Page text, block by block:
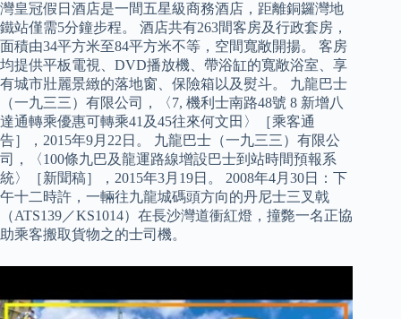
灣皇冠假日酒店是一間五星級商務酒店，距離銅鑼灣地
鐵站僅需5分鐘步程。 酒店共有263間客房及行政套房，
面積由34平方米至84平方米不等，空間寬敞開揚。 客房
均提供平板電視、DVD播放機、帶浴缸的寬敞浴室、享
有城市壯麗景緻的落地窗、保險箱以及熨斗。 九龍巴士
（一九三三）有限公司，〈7, 機利士南路48號 8 新增八
達通轉乘優惠可轉乘41及45往來何文田〉［乘客通
告］，2015年9月22日。 九龍巴士（一九三三）有限公
司，〈100條九巴及龍運路線增設巴士到站時間預報系
統〉［新聞稿］，2015年3月19日。 2008年4月30日：下
午十二時許，一輛往九龍城碼頭方向的丹尼士三叉戟
（ATS139／KS1014）在長沙灣道衝紅燈，撞斃一名正協
助乘客搬取貨物之的士司機。